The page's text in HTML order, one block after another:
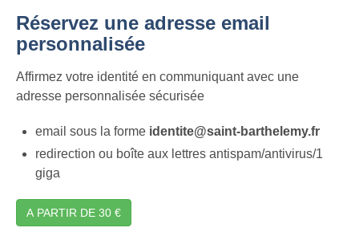
Réservez une adresse email
personnalisée
Affirmez votre identité en communiquant avec une
adresse personnalisée sécurisée
email sous la forme identite@saint-barthelemy.fr
redirection ou boîte aux lettres antispam/antivirus/1
giga
A PARTIR DE 30 €